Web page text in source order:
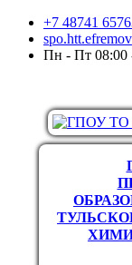
+7 48741
Пн - Пт 08:00